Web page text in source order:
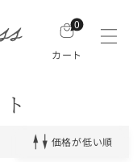
0
カート
価格が低い順